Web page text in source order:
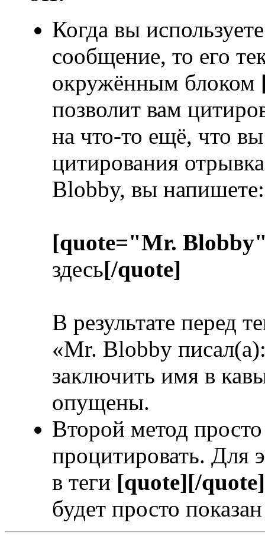
Когда вы
сообщение, то его
окружённым блоком
позволит вам
на что-то ещё, что
цитирования
Blobby, вы напишете:
[quote="Mr.
здесь[/quote]
В результате перед
«Mr. Blobby
заключить имя в
опущены.
Второй метод
процитировать. Для
в теги [quote][/quote]
будет просто